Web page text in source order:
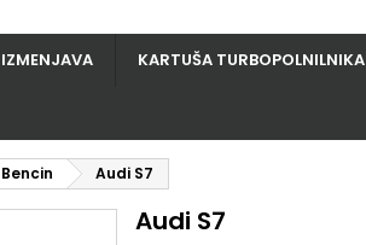
KARTUŠA TURBOPOLNILNIKA
Bencin Audi S7
Audi S7